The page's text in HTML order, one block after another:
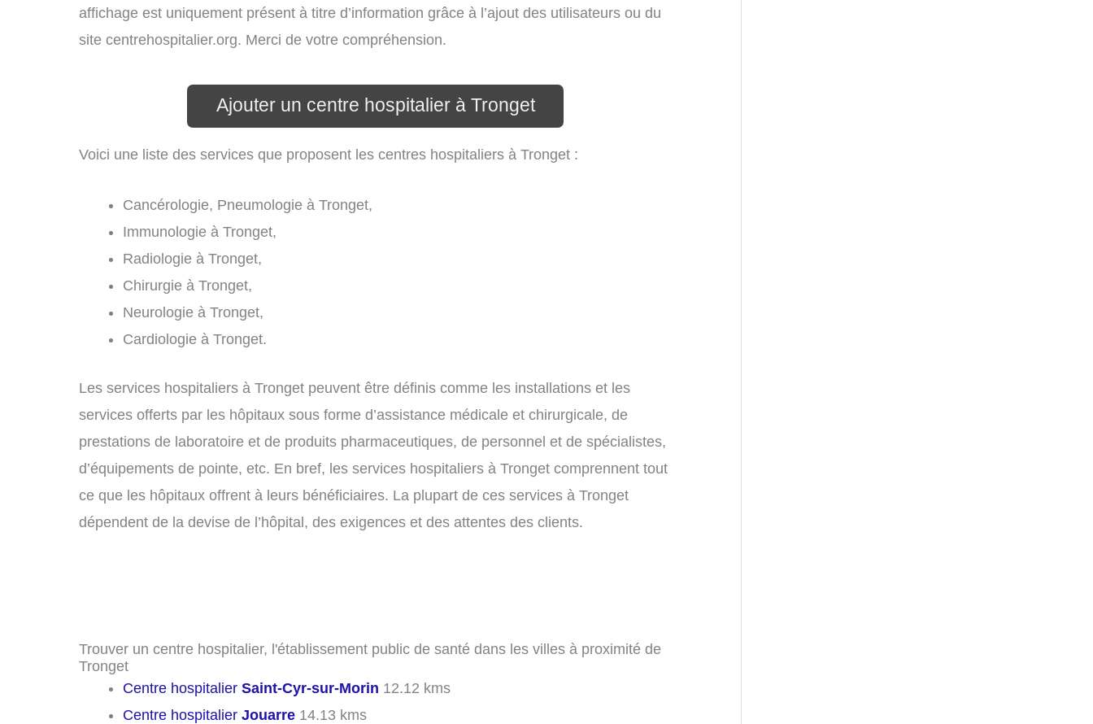
affichage est uniquement présent à titre d’information grâce à l’ajout des utilisateurs ou du
site centrehospitalier.org. Merci de votre compréhension.
Ajouter un centre hospitalier à Tronget
Voici une liste des services que proposent les centres hospitaliers à Tronget :
Cancérologie, Pneumologie à Tronget,
Immunologie à Tronget,
Radiologie à Tronget,
Chirurgie à Tronget,
Neurologie à Tronget,
Cardiologie à Tronget.
Les services hospitaliers à Tronget peuvent être définis comme les installations et les
services offerts par les hôpitaux sous forme d’assistance médicale et chirurgicale, de
prestations de laboratoire et de produits pharmaceutiques, de personnel et de spécialistes,
d’équipements de pointe, etc. En bref, les services hospitaliers à Tronget comprennent tout
ce que les hôpitaux offrent à leurs bénéficiaires. La plupart de ces services à Tronget
dépendent de la devise de l’hôpital, des exigences et des attentes des clients.
Trouver un centre hospitalier, l'établissement public de santé dans les villes à proximité de
Tronget
Centre hospitalier Saint-Cyr-sur-Morin 12.12 kms
Centre hospitalier Jouarre 14.13 kms